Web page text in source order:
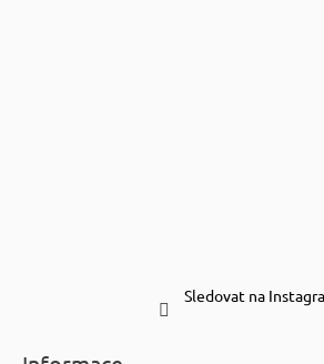
Sledovat na